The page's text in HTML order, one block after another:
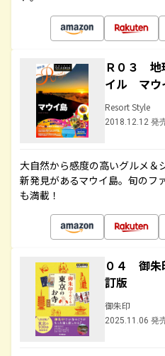
Ｒ０３ 地
イル マウ
Resort Style
2018.12.12 発
大自然から感度の高いグルメ＆
新発見があるマウイ島。旬のフ
も満載！
０４ 御朱
訂版
御朱印
2025.11.06 発